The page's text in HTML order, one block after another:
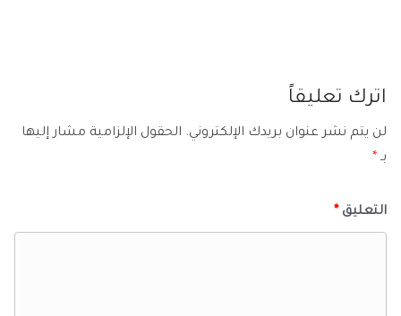
اترك تعليقاً
لن يتم نشر عنوان بريدك الإلكتروني. الحقول الإلزامية مشار إليها
بـ *
التعليق *